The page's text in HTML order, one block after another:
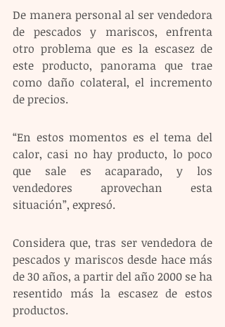
De manera personal al ser vendedora
de pescados y mariscos, enfrenta
otro problema que es la escasez de
este producto, panorama que trae
como daño colateral, el incremento
de precios.
“En estos momentos es el tema del
calor, casi no hay producto, lo poco
que sale es acaparado, y los
vendedores aprovechan esta
situación”, expresó.
Considera que, tras ser vendedora de
pescados y mariscos desde hace más
de 30 años, a partir del año 2000 se ha
resentido más la escasez de estos
productos.